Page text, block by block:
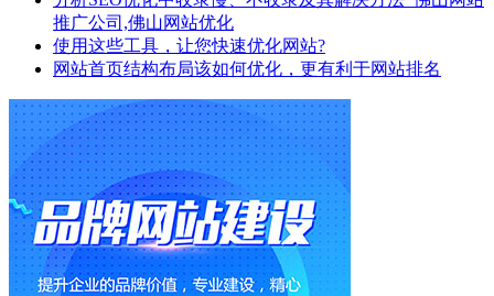
推广公司,佛山网站优化
使用这些工具，让您快速优化网站?
网站首页结构布局该如何优化，更有利于网站排名